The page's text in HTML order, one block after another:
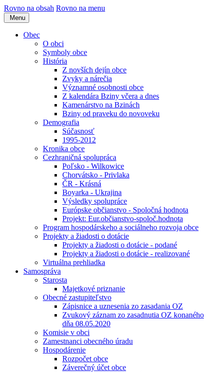
Rovno na obsah Rovno na menu
Menu
Obec
O obci
Symboly obce
História
Z novších dejín obce
Zvyky a nárečia
Významné osobnosti obce
Z kalendára Bziny včera a dnes
Kamenárstvo na Bzinách
Bziny od praveku do novoveku
Demografia
Súčasnosť
1995-2012
Kronika obce
Cezhraničná spolupráca
Poľsko - Wilkowice
Chorvátsko - Privlaka
ČR - Krásná
Boyarka - Ukrajina
Výsledky spolupráce
Európske občianstvo - Spoločná hodnota
Projekt: Eur.občianstvo-spoloč.hodnota
Program hospodárskeho a sociálneho rozvoja obce
Projekty a žiadosti o dotácie
Projekty a žiadosti o dotácie - podané
Projekty a žiadosti o dotácie - realizované
Virtuálna prehliadka
Samospráva
Starosta
Majetkové priznanie
Obecné zastupiteľstvo
Zápisnice a uznesenia zo zasadania OZ
Zvukový záznam zo zasadnutia OZ konaného
dňa 08.05.2020
Komisie v obci
Zamestnanci obecného úradu
Hospodárenie
Rozpočet obce
Záverečný účet obce